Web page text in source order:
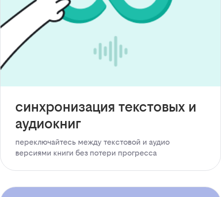
синхронизация текстовых и
аудиокниг
переключайтесь между текстовой и аудио
версиями книги без потери прогресса